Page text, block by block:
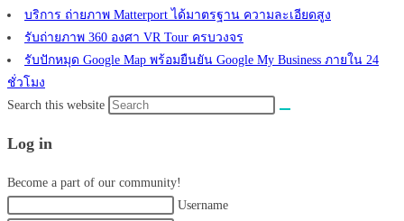
บริการ ถ่ายภาพ Matterport ได้มาตรฐาน ความละเอียดสูง
รับถ่ายภาพ 360 องศา VR Tour ครบวงจร
รับปักหมุด Google Map พร้อมยืนยัน Google My Business ภายใน 24
ชั่วโมง
Search this website
Log in
Become a part of our community!
Username